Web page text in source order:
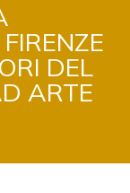
DEL
ARTE